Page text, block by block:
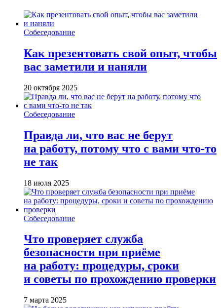
Собеседование
Как презентовать свой опыт, чтобы
вас заметили и наняли
20 октября 2025
Собеседование
Правда ли, что вас не берут
на работу, потому что с вами что-то
не так
18 июля 2025
Собеседование
Что проверяет служба
безопасности при приёме
на работу: процедуры, сроки
и советы по прохождению проверки
7 марта 2025